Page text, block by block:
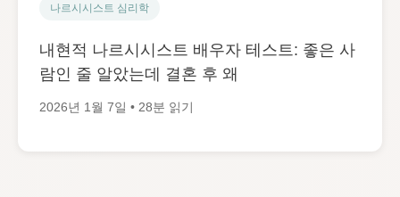
나르시시스트 심리학
내현적 나르시시스트 배우자 테스트: 좋은 사
람인 줄 알았는데 결혼 후 왜
2026년 1월 7일 • 28분 읽기